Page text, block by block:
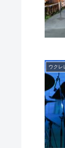
ウクレ